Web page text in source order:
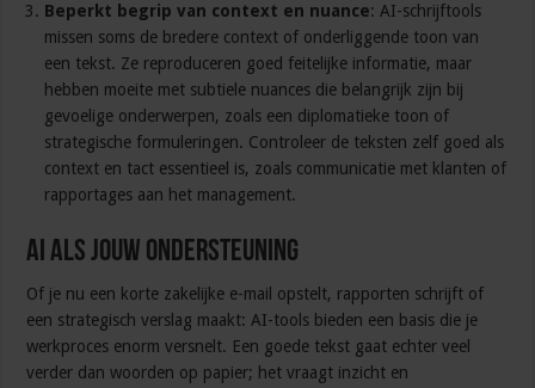
Beperkt begrip van context en nuance: AI-schrijftools
missen soms de bredere context of onderliggende toon van
een tekst. Ze reproduceren goed feitelijke informatie, maar
hebben moeite met subtiele nuances die belangrijk zijn bij
gevoelige onderwerpen, zoals een diplomatieke toon of
strategische formuleringen. Controleer de teksten zelf goed als
context en tact essentieel is, zoals communicatie met klanten of
rapportages aan het management.
AI als jouw ondersteuning
Of je nu een korte zakelijke e-mail opstelt, rapporten schrijft of
een strategisch verslag maakt: AI-tools bieden een basis die je
werkproces enorm versnelt. Een goede tekst gaat echter veel
verder dan woorden op papier; het vraagt inzicht en